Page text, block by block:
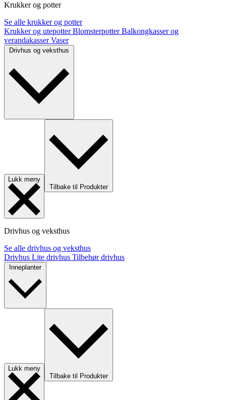
Krukker og potter
Se alle krukker og potter
Krukker og utepotterBlomsterpotterBalkongkasser og
verandakasserVaser
Lukk meny
Tilbake til Produkter
Drivhus og veksthus
Se alle drivhus og veksthus
Drivhus Lite drivhus Tilbehør drivhus
Inneplanter
Lukk meny
Tilbake til Produkter